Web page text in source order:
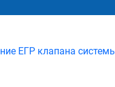
ЕГР клапана